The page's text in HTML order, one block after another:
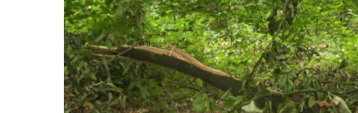
Réaménagement de l’avenue Louis
Bertrand : une centaine d’arbres
menacés d’abattage